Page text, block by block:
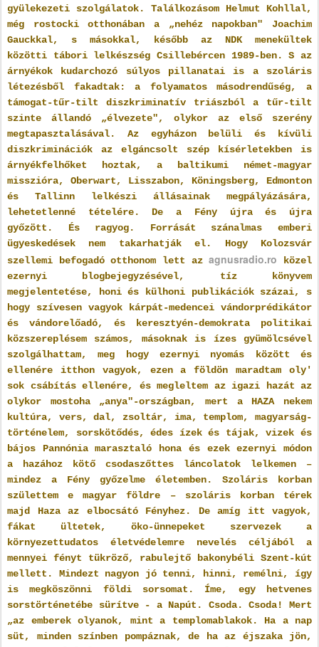
gyülekezeti szolgálatok. Találkozásom Helmut Kohllal,
még rostocki otthonában a „nehéz napokban" Joachim
Gauckkal, s másokkal, később az NDK menekültek
közötti tábori lelkészség Csillebércen 1989-ben. S az
árnyékok kudarchozó súlyos pillanatai is a szoláris
létezésből fakadtak: a folyamatos másodrendűség, a
támogat-tűr-tilt diszkriminatív triászból a tűr-tilt
szinte állandó „élvezete", olykor az első szerény
megtapasztalásával. Az egyházon belüli és kívüli
diszkriminációk az elgáncsolt szép kísérletekben is
árnyékfelhőket hoztak, a baltikumi német-magyar
misszióra, Oberwart, Lisszabon, Köningsberg, Edmonton
és Tallinn lelkészi állásainak megpályázására,
lehetetlenné tételére. De a Fény újra és újra
győzött. És ragyog. Forrását szánalmas emberi
ügyeskedések nem takarhatják el. Hogy Kolozsvár
szellemi befogadó otthonom lett azagnusradio.ro közel
ezernyi blogbejegyzésével, tíz könyvem
megjelentetése, honi és külhoni publikációk százai, s
hogy szívesen vagyok kárpát-medencei vándorprédikátor
és vándorelőadó, és keresztyén-demokrata politikai
közszereplésem számos, másoknak is ízes gyümölcsével
szolgálhattam, meg hogy ezernyi nyomás között és
ellenére itthon vagyok, ezen a földön maradtam oly'
sok csábítás ellenére, és megleltem az igazi hazát az
olykor mostoha „anya"-országban, mert a HAZA nekem
kultúra, vers, dal, zsoltár, ima, templom, magyarság-
történelem, sorskötődés, édes ízek és tájak, vizek és
bájos Pannónia marasztaló hona és ezek ezernyi módon
a hazához kötő csodaszőttes láncolatok lelkemen –
mindez a Fény győzelme életemben. Szoláris korban
születtem e magyar földre – szoláris korban térek
majd Haza az elbocsátó Fényhez. De amíg itt vagyok,
fákat ültetek, öko-ünnepeket szervezek a
környezettudatos életvédelemre nevelés céljából a
mennyei fényt tükröző, rabulejtő bakonybéli Szent-kút
mellett. Mindezt nagyon jó tenni, hinni, remélni, így
is megköszönni földi sorsomat. Íme, egy hetvenes
sorstörténetébe sürítve - a Napút. Csoda. Csoda! Mert
„az emberek olyanok, mint a templomablakok. Ha a nap
süt, minden színben pompáznak, de ha az éjszaka jön,